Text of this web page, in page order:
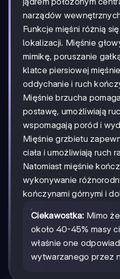
narządów
Funkcje mięśni różnią
lokalizacji. Mięśnie
mimikę, poruszanie
klatce piersiowej
oddychanie i ruch
Mięśnie brzucha
postawę, umożliwiają
wspomagają poród i
Mięśnie grzbietu
ciała i umożliwiają ruch
Natomiast mięśnie
wykonywanie
kończynami górnymi i
Ciekawostka: Mimo
około 40-45% masy
właśnie one
wytwarzanego przez